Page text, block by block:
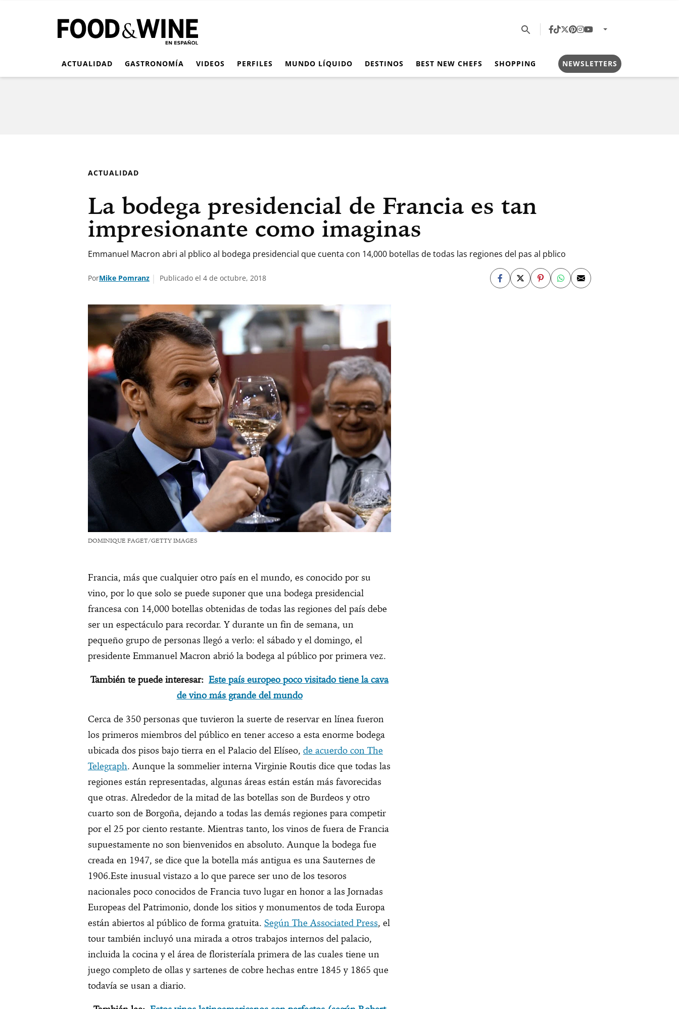
ACTUALIDAD GASTRONOMÍA VIDEOS PERFILES MUNDO LÍQUIDO DESTINOS BEST NEW CHEFS SHOPPING NEWSLETTERS
ACTUALIDAD
La bodega presidencial de Francia es tan
impresionante como imaginas
Emmanuel Macron abri al pblico al bodega presidencial que cuenta con 14,000 botellas de todas las regiones del pas al pblico
PorMike Pomranz Publicado el 4 de octubre, 2018
DOMINIQUE FAGET/GETTY IMAGES
Francia, más que cualquier otro país en el mundo, es conocido por su
vino, por lo que solo se puede suponer que una bodega presidencial
francesa con 14,000 botellas obtenidas de todas las regiones del país debe
ser un espectáculo para recordar. Y durante un fin de semana, un
pequeño grupo de personas llegó a verlo: el sábado y el domingo, el
presidente Emmanuel Macron abrió la bodega al público por primera vez.
También te puede interesar: Este país europeo poco visitado tiene la cava
de vino más grande del mundo
Cerca de 350 personas que tuvieron la suerte de reservar en línea fueron
los primeros miembros del público en tener acceso a esta enorme bodega
ubicada dos pisos bajo tierra en el Palacio del Elíseo, de acuerdo con The
Telegraph. Aunque la sommelier interna Virginie Routis dice que todas las
regiones están representadas, algunas áreas están están más favorecidas
que otras. Alrededor de la mitad de las botellas son de Burdeos y otro
cuarto son de Borgoña, dejando a todas las demás regiones para competir
por el 25 por ciento restante. Mientras tanto, los vinos de fuera de Francia
supuestamente no son bienvenidos en absoluto. Aunque la bodega fue
creada en 1947, se dice que la botella más antigua es una Sauternes de
1906.Este inusual vistazo a lo que parece ser uno de los tesoros
nacionales poco conocidos de Francia tuvo lugar en honor a las Jornadas
Europeas del Patrimonio, donde los sitios y monumentos de toda Europa
están abiertos al público de forma gratuita. Según The Associated Press, el
tour también incluyó una mirada a otros trabajos internos del palacio,
incluida la cocina y el área de floristeríala primera de las cuales tiene un
juego completo de ollas y sartenes de cobre hechas entre 1845 y 1865 que
todavía se usan a diario.